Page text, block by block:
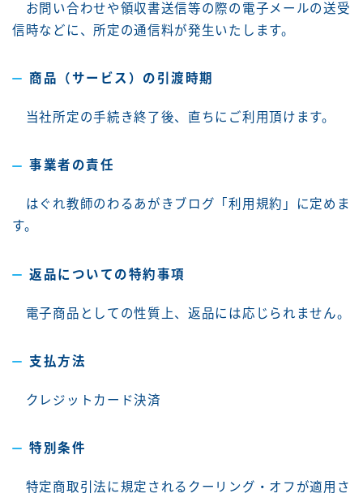
お問い合わせや領収書送信等の際の電子メールの送受
信時などに、所定の通信料が発生いたします。
商品（サービス）の引渡時期
当社所定の手続き終了後、直ちにご利用頂けます。
事業者の責任
はぐれ教師のわるあがきブログ「利用規約」に定めま
す。
返品についての特約事項
電子商品としての性質上、返品には応じられません。
支払方法
クレジットカード決済
特別条件
特定商取引法に規定されるクーリング・オフが適用さ